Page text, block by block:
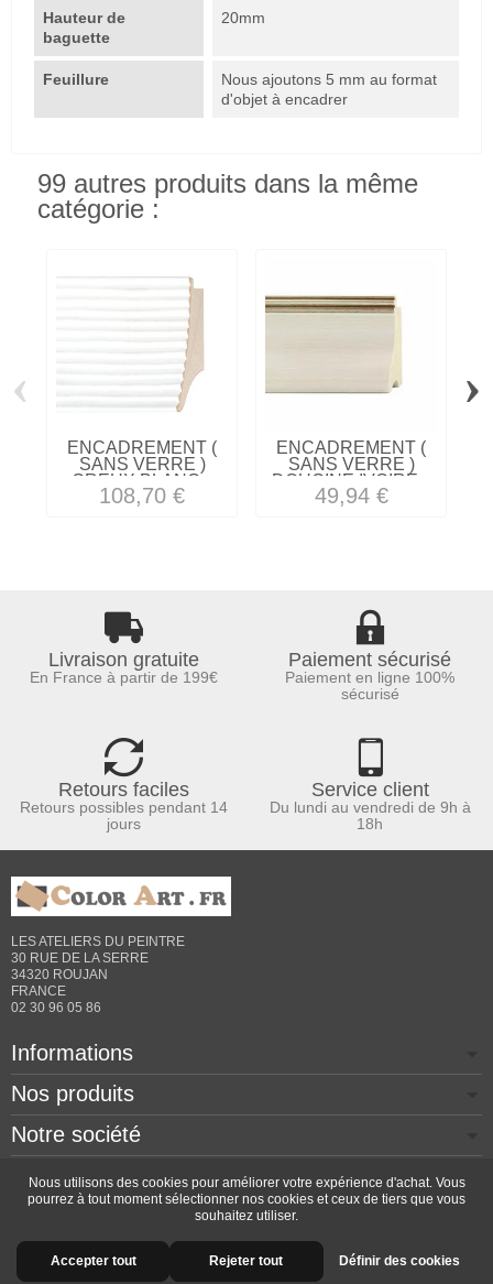
Hauteur de
baguette
20mm
Feuillure
Nous ajoutons 5 mm au format
d'objet à encadrer
99 autres produits dans la même
catégorie :
ENCADREMENT (
SANS VERRE )
CREUX BLANC...
108,70 €
ENCADREMENT (
SANS VERRE )
DOUCINE IVOIRE...
49,94 €
‹ ›
Livraison gratuite
En France à partir de 199€
Paiement sécurisé
Paiement en ligne 100%
sécurisé
Retours faciles
Retours possibles pendant 14
jours
Service client
Du lundi au vendredi de 9h à
18h
LES ATELIERS DU PEINTRE
30 RUE DE LA SERRE
34320 ROUJAN
FRANCE
02 30 96 05 86
Informations
Nos produits
Notre société
Contactez-nous
Copyright © 2026 - Design by Prestacrea
- Ecommerce
software byPrestaShop™
Nous utilisons des cookies pour améliorer votre expérience d'achat. Vous
pourrez à tout moment sélectionner nos cookies et ceux de tiers que vous
souhaitez utiliser.
Accepter tout Rejeter tout Définir des cookies